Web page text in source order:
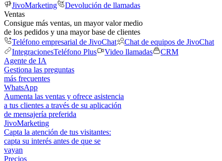
JivoMarketing
Devolución de llamadas
Ventas
Consigue más ventas, un mayor valor medio
de los pedidos y una mayor base de clientes
Teléfono empresarial de JivoChat
Chat de equipos de JivoChat
IntegracionesTeléfono Plus Video llamadas
CRM
Agente de IA
Gestiona las preguntas
más frecuentes
WhatsApp
Aumenta las ventas y ofrece asistencia
a tus clientes a través de su aplicación
de mensajería preferida
JivoMarketing
Capta la atención de tus visitantes:
capta su interés antes de que se
vayan
Precios